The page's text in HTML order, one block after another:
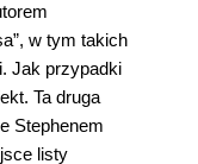
w tym takich
Jak przypadki
Ta druga
Stephenem
listy